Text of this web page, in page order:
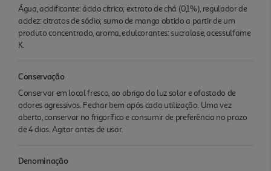
Água, acidificante: ácido cítrico; extrato de chá (0,1%), regulador de
acidez: citratos de sódio; sumo de manga obtido a partir de um
produto concentrado, aroma, edulcorantes: sucralose, acessulfame
K.
Conservação
Conservar em local fresco, ao abrigo da luz solar e afastado de
odores agressivos. Fechar bem após cada utilização. Uma vez
aberto, conservar no frigorífico e consumir de preferência no prazo
de 4 dias. Agitar antes de usar.
Denominação